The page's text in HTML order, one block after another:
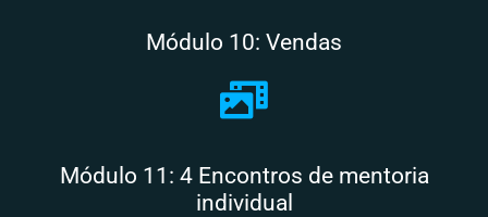
Módulo 10: Vendas
Módulo 11: 4 Encontros de mentoria
individual